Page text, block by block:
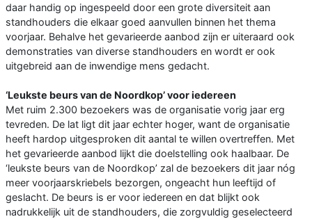
daar handig op ingespeeld door een grote diversiteit aan
standhouders die elkaar goed aanvullen binnen het thema
voorjaar. Behalve het gevarieerde aanbod zijn er uiteraard ook
demonstraties van diverse standhouders en wordt er ook
uitgebreid aan de inwendige mens gedacht.
‘Leukste beurs van de Noordkop’ voor iedereen
Met ruim 2.300 bezoekers was de organisatie vorig jaar erg
tevreden. De lat ligt dit jaar echter hoger, want de organisatie
heeft hardop uitgesproken dit aantal te willen overtreffen. Met
het gevarieerde aanbod lijkt die doelstelling ook haalbaar. De
‘leukste beurs van de Noordkop’ zal de bezoekers dit jaar nóg
meer voorjaarskriebels bezorgen, ongeacht hun leeftijd of
geslacht. De beurs is er voor iedereen en dat blijkt ook
nadrukkelijk uit de standhouders, die zorgvuldig geselecteerd